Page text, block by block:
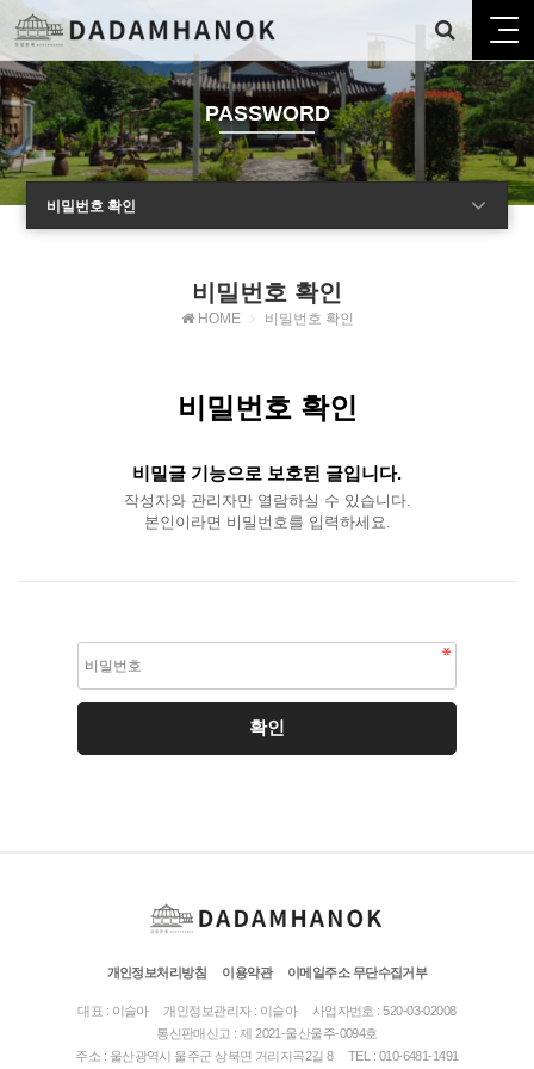
PASSWORD
비밀번호 확인
비밀번호 확인
HOME 비밀번호 확인
비밀번호 확인
비밀글 기능으로 보호된 글입니다.
작성자와 관리자만 열람하실 수 있습니다.
본인이라면 비밀번호를 입력하세요.
개인정보처리방침 이용약관 이메일주소 무단수집거부
대표 : 이슬아 개인정보관리자 : 이슬아
사업자번호 : 520-03-02008
통신판매신고 : 제 2021-울산울주-0094호
주소 : 울산광역시 울주군 상북면 거리지곡2길 8
TEL : 010-6481-1491